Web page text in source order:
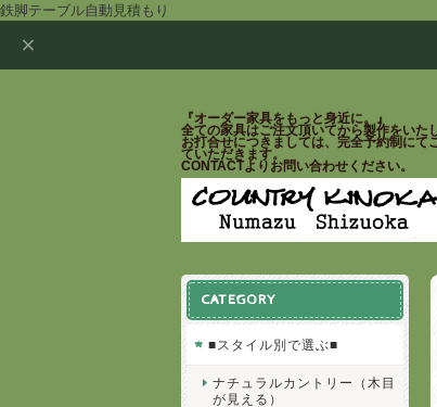
鉄脚テーブル自動見積もり
『オーダー家具をもっと身近に。』
全ての家具はご注文頂いてから製作をいた
お打合せにつきましては、完全予約制にて
ていただきます。
CONTACTよりお問い合わせください。
CATEGORY
■スタイル別で選ぶ■
ナチュラルカントリー（木目
が見える）